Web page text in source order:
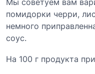
помидорки черри,
немного
соус.
На 100 г продукта